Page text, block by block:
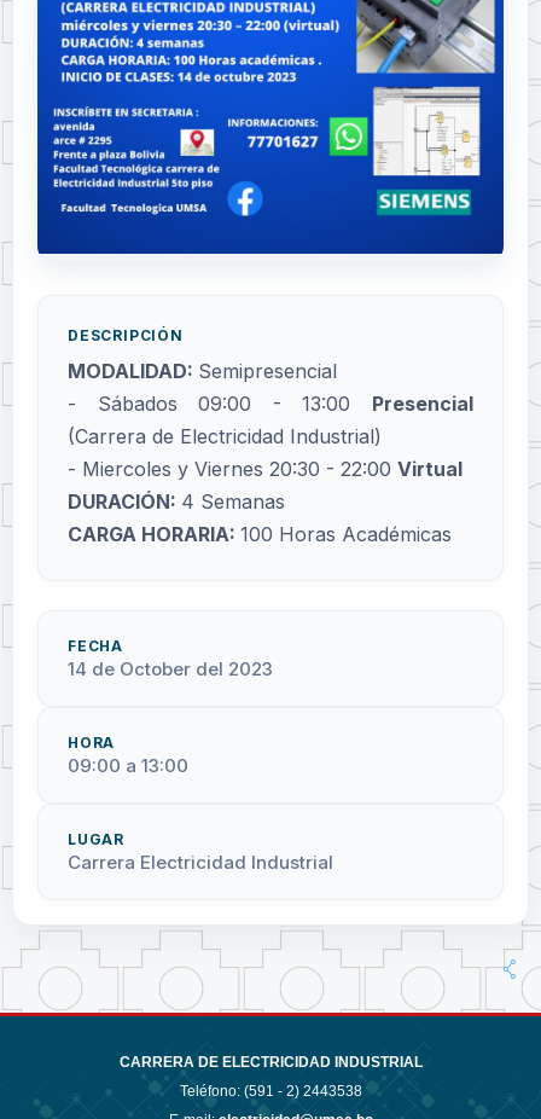
DESCRIPCIÓN
MODALIDAD: Semipresencial
- Sábados 09:00 - 13:00 Presencial
(Carrera de Electricidad Industrial)
- Miercoles y Viernes 20:30 - 22:00 Virtual
DURACIÓN: 4 Semanas
CARGA HORARIA: 100 Horas Académicas
FECHA
14 de October del 2023
HORA
09:00 a 13:00
LUGAR
Carrera Electricidad Industrial
CARRERA DE ELECTRICIDAD INDUSTRIAL
Teléfono: (591 - 2) 2443538